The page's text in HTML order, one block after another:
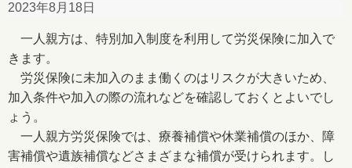
2023年8月18日
一人親方は、特別加入制度を利用して労災保険に加入で
きます。
労災保険に未加入のまま働くのはリスクが大きいため、
加入条件や加入の際の流れなどを確認しておくとよいでし
ょう。
一人親方労災保険では、療養補償や休業補償のほか、障
害補償や遺族補償などさまざまな補償が受けられます。し